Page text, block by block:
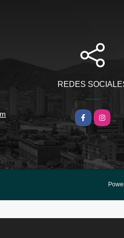
REDES
Facebook
Instagram